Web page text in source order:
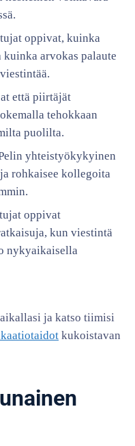
oppivat, kuinka
arvokas palaute
että piirtäjät
tehokkaan
puolilta.
yhteistyökykyinen
rohkaisee kollegoita
oppivat
kun viestintä
nykyaikaisella
ja katso tiimisi
kukoistavan